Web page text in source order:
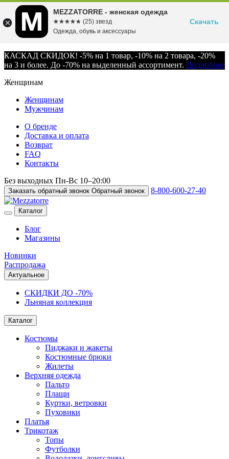
КАСКАД СКИДОК! -5% на 1 товар, -10% на 2 товара, -20%
на 3 и более. До -70% на выделенный ассортимент. Подробнее
Женщинам
Женщинам
Мужчинам
О бренде
Доставка и оплата
Возврат
FAQ
Контакты
Без выходных Пн-Вс 10–20:00
Заказать обратный звонок Обратный звонок 8-800-600-27-40
Каталог
Блог
Магазины
Новинки
Распродажа
Актуальное
СКИДКИ ДО -70%
Льняная коллекция
Каталог
Костюмы
Пиджаки и жакеты
Костюмные брюки
Жилеты
Верхняя одежда
Пальто
Плащи
Куртки, ветровки
Пуховики
Платья
Трикотаж
Топы
Футболки
MEZZATORRE - женская одежда
☆☆☆☆☆
★★★★★ (25) звезд
Одежда, обувь и аксессуары
Скачать